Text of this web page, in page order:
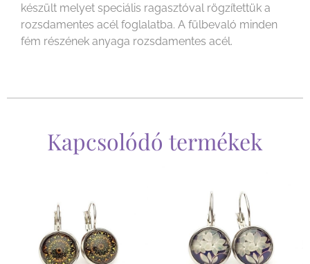
készült melyet speciális ragasztóval rögzítettük a
rozsdamentes acél foglalatba. A fülbevaló minden
fém részének anyaga rozsdamentes acél.
Kapcsolódó termékek